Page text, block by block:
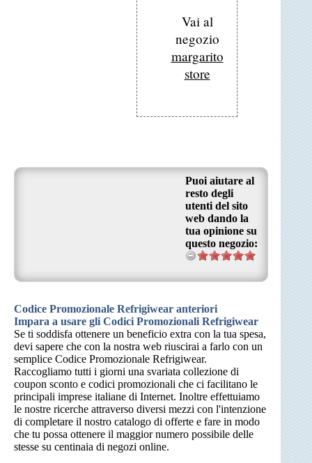
Vai al
negozio
margarito
store
Puoi aiutare al
resto degli
utenti del sito
web dando la
tua opinione su
questo negozio:
Codice Promozionale Refrigiwear anteriori
Impara a usare gli Codici Promozionali Refrigiwear
Se ti soddisfa ottenere un beneficio extra con la tua spesa,
devi sapere che con la nostra web riuscirai a farlo con un
semplice Codice Promozionale Refrigiwear.
Raccogliamo tutti i giorni una svariata collezione di
coupon sconto e codici promozionali che ci facilitano le
principali imprese italiane di Internet. Inoltre effettuiamo
le nostre ricerche attraverso diversi mezzi con l'intenzione
di completare il nostro catalogo di offerte e fare in modo
che tu possa ottenere il maggior numero possibile delle
stesse su centinaia di negozi online.